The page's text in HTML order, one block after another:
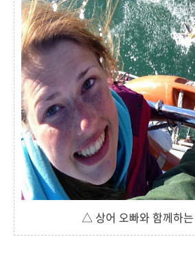
△ 상어 오빠와 함께하